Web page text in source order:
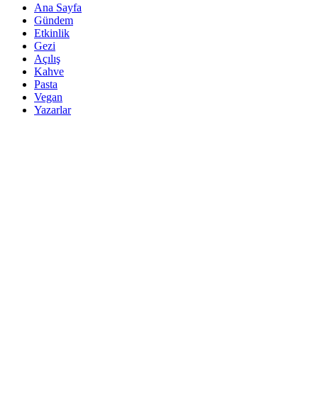
Ana Sayfa
Gündem
Etkinlik
Gezi
Açılış
Kahve
Pasta
Vegan
Yazarlar